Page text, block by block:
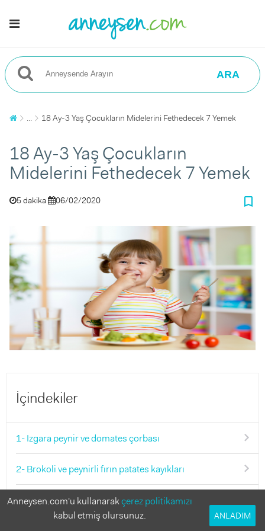
ARA
... 18 Ay-3 Yaş Çocukların Midelerini Fethedecek 7 Yemek
18 Ay-3 Yaş Çocukların
Midelerini Fethedecek 7 Yemek
5 dakika 06/02/2020 bookmark_border
İçindekiler
1- Izgara peynir ve domates çorbası
2- Brokoli ve peynirli fırın patates kayıkları
3- Bol malzemeli fırın patates
Anneysen.com'u kullanarakçerez politikamızı
kabul etmiş olursunuz.
ANLADIM